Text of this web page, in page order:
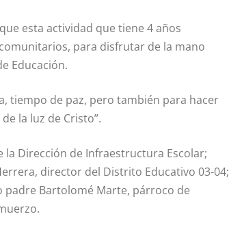
esta actividad que tiene 4 años
para disfrutar de la mano
Educación.
tiempo de paz, pero también para hacer
la luz de Cristo”.
Dirección de Infraestructura Escolar;
director del Distrito Educativo 03-04;
padre Bartolomé Marte, párroco de